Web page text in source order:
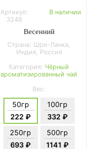
Артикул:
3248
В наличии
Весенний
Страна: Шри-Ланка,
Индия, Россия
Категория: Чёрный
ароматизированный чай
Вес:
50гр
222 ₽
100гр
332 ₽
250гр
693 ₽
500гр
1141 ₽